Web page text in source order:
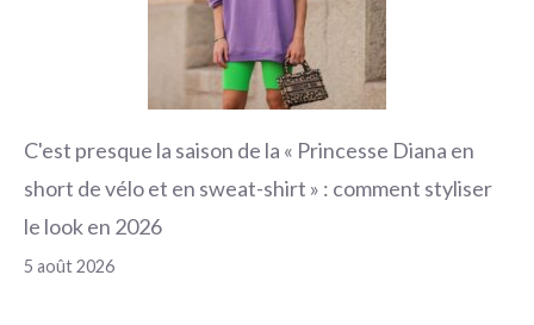
C'est presque la saison de la « Princesse Diana en
short de vélo et en sweat-shirt » : comment styliser
le look en 2026
5 août 2026